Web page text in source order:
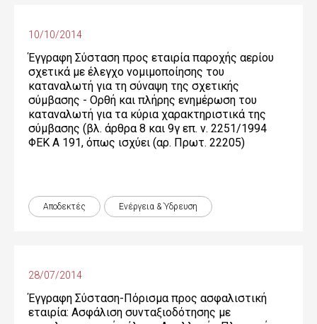
10/10/2014
Έγγραφη Σύσταση προς εταιρία παροχής αερίου
σχετικά με έλεγχο νομιμοποίησης του
καταναλωτή για τη σύναψη της σχετικής
σύμβασης - Ορθή και πλήρης ενημέρωση του
καταναλωτή για τα κύρια χαρακτηριστικά της
σύμβασης (βλ. άρθρα 8 και 9γ επ. ν. 2251/1994
ΦΕΚ Α 191, όπως ισχύει (αρ. Πρωτ. 22205)
Αποδεκτές Ενέργεια & Ύδρευση
28/07/2014
Έγγραφη Σύσταση-Πόρισμα προς ασφαλιστική
εταιρία: Ασφάλιση συνταξιοδότησης με